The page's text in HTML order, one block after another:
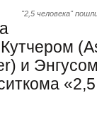
"2,5 человека"
и